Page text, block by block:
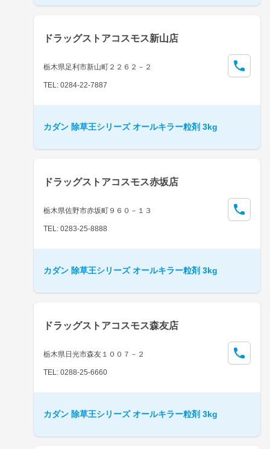
ドラッグストアコスモス新山店
栃木県足利市新山町２２６２－２
TEL: 0284-22-7887
カダン 除草王シリーズ オールキラー粒剤 3kg
ドラッグストアコスモス赤坂店
栃木県佐野市赤坂町９６０－１３
TEL: 0283-25-8888
カダン 除草王シリーズ オールキラー粒剤 3kg
ドラッグストアコスモス森友店
栃木県日光市森友１００７－２
TEL: 0288-25-6660
カダン 除草王シリーズ オールキラー粒剤 3kg